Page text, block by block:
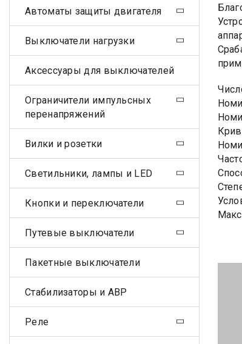
Автоматы защиты двигателя
Выключатели нагрузки
Аксессуары для выключателей
Ограничители импульсных
перенапряжений
Вилки и розетки
Светильники, лампы и LED
Кнопки и переключатели
Путевые выключатели
Пакетные выключатели
Стабилизаторы и АВР
Реле